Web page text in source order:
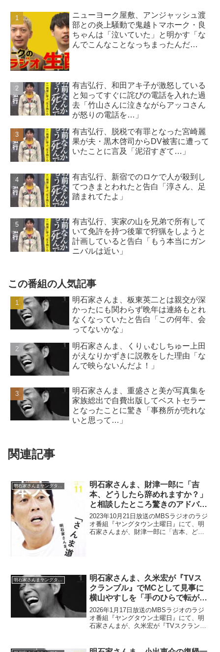
ニューヨーク屋敷、アンジャッシュ渡
部との炎上騒動で鬼越トマホーク・良
ちゃんは「泣いていた」と明かす「な
んでこんなことなっちまったんだ
有吉弘行、和田アキ子が激怒している
と知ってすぐに詫びの電話を入れた過
去「竹山さんに泣きながらアッコさん
が怒りの電話を…」
有吉弘行、脱税で有罪となった宮崎麗
果が夫・黒木啓司からDV被害に遭って
いたことに言及「泥沼すぎて…」
有吉弘行、新宿でのロケで人が殺到し
てつきまとわれたと告白「淳さん、足
踏まれてたよ」
有吉弘行、実家の山を兄弟で所有して
いて免許を持つ後輩で狩猟をしようと
計画していると告白「もう本当にガン
ニバルは近い」
この番組の人気記事
明石家さんま、板東英二とは親交が深
かったにも関わらず晩年は連絡もとれ
なくなっていたと告白「この何年、会
ってないかな」
明石家さんま、くりぃむしちゅー上田
がえなりかずきに説教をした理由「な
んで映らないんだよ！」
明石家さんま、重盛さと美が写真集を
家族総出で自費出版してベストセラー
となったことに驚き「事務所が売れな
いと思って…」
関連記事
明石家さんま、財津一郎に「吉
本、どうしたら辞めれますか？」
と相談したところ驚きのアドバイ
スをされたと告白
2023年10月21日放送のMBSラジオのラジ
オ番組『ヤングタウン土曜日』にて、明
石家さんまが、財津一郎に「吉本、どう
明石家さんまヤングタウン
明石家さんま、久米宏が『TVス
クランブル』でMCとして見事に
横山やすしを「手のひらで転がし
ていた」ことを改めて称賛「東京
のMCでは久米さんだけ」
2026年1月17日放送のMBSラジオのラジ
オ番組『ヤングタウン土曜日』にて、明
石家さんまが、久米宏が『TVスクランブ
賛していた。明石家さんま：みんな『Nス